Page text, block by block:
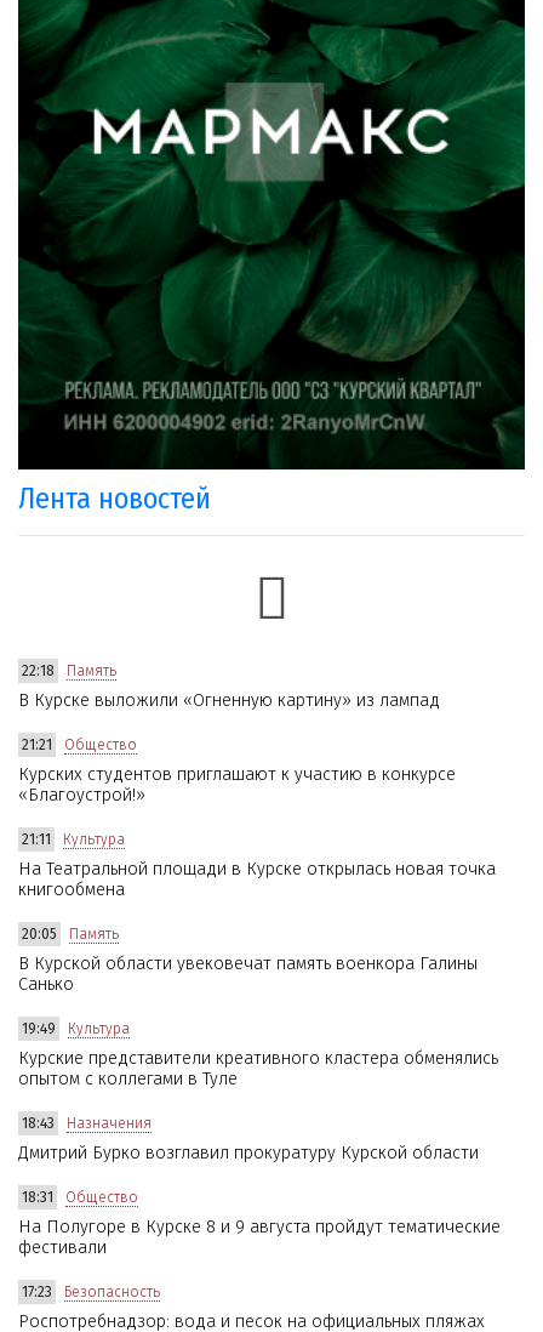
Лента новостей
22:18 Память
В Курске выложили «Огненную картину» из лампад
21:21 Общество
Курских студентов приглашают к участию в конкурсе
«Благоустрой!»
21:11 Культура
На Театральной площади в Курске открылась новая точка
книгообмена
20:05 Память
В Курской области увековечат память военкора Галины
Санько
19:49 Культура
Курские представители креативного кластера обменялись
опытом с коллегами в Туле
18:43 Назначения
Дмитрий Бурко возглавил прокуратуру Курской области
18:31 Общество
На Полугоре в Курске 8 и 9 августа пройдут тематические
фестивали
17:23 Безопасность
Роспотребнадзор: вода и песок на официальных пляжах